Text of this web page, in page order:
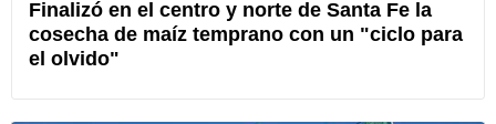
Finalizó en el centro y norte de Santa Fe la
cosecha de maíz temprano con un "ciclo para
el olvido"